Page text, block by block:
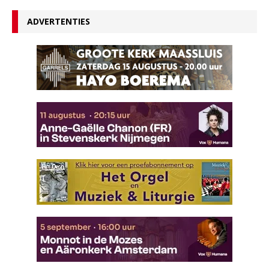
ADVERTENTIES